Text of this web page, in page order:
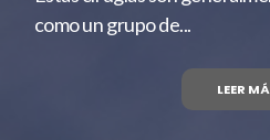
LEER
como un grupo de...